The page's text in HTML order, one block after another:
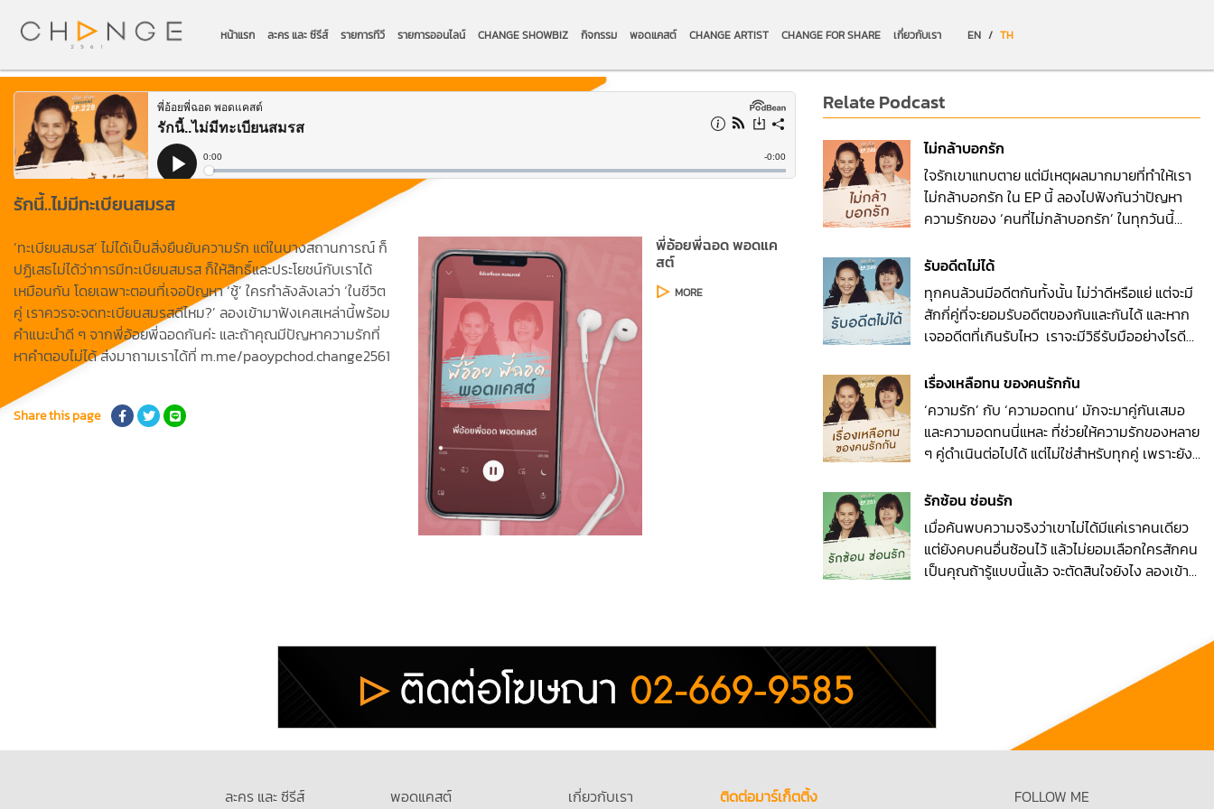
หน้าแรก ละคร และ ซีรีส์ รายการทีวี รายการออนไลน์ CHANGE SHOWBIZ กิจกรรม พอดแคสต์ CHANGE ARTIST CHANGE FOR SHARE เกี่ยวกับเรา EN / TH
รักนี้..ไม่มีทะเบียนสมรส
‘ทะเบียนสมรส’ ไม่ได้เป็นสิ่งยืนยันความรัก แต่ในบางสถานการณ์ ก็
ปฏิเสธไม่ได้ว่าการมีทะเบียนสมรส ก็ให้สิทธิ์และประโยชน์กับเราได้
เหมือนกัน โดยเฉพาะตอนที่เจอปัญหา ‘ชู้’ ใครกำลังลังเลว่า ‘ในชีวิต
คู่ เราควรจะจดทะเบียนสมรสดีไหม?’ ลองเข้ามาฟังเคสเหล่านี้พร้อม
คำแนะนำดี ๆ จากพี่อ้อยพี่ฉอดกันค่ะ และถ้าคุณมีปัญหาความรักที่
หาคำตอบไม่ได้ ส่งมาถามเราได้ที่ m.me/paoypchod.change2561
Share this page
พี่อ้อยพี่ฉอด พอดแค
สต์
MORE
Relate Podcast
ไม่กล้าบอกรัก
ใจรักเขาแทบตาย แต่มีเหตุผลมากมายที่ทำให้เรา
ไม่กล้าบอกรัก ใน EP นี้ ลองไปฟังกันว่าปัญหา
ความรักของ ‘คนที่ไม่กล้าบอกรัก’ ในทุกวันนี้
พี่ฉอดค่ะ และถ้าคุณมีปัญหาความรักที่หาคำตอบ
ไม่ได้ ส่งมาถามเราได้ที่
m.me/paoypchod.change2561
รับอดีตไม่ได้
ทุกคนล้วนมีอดีตกันทั้งนั้น ไม่ว่าดีหรือแย่ แต่จะมี
สักกี่คู่ที่จะยอมรับอดีตของกันและกันได้ และหาก
เจออดีตที่เกินรับไหว เราจะมีวิธีรับมืออย่างไรดี
คำแนะนำดี ๆ จากพี่อ้อยพี่ฉอดกันค่ะ และถ้าคุณมี
ปัญหาความรักที่หาคำตอบไม่ได้ ส่งมาถามเรา
ได้ที่ m.me/paoypchod.change2561
เรื่องเหลือทน ของคนรักกัน
‘ความรัก’ กับ ‘ความอดทน’ มักจะมาคู่กันเสมอ
และความอดทนนี่แหละ ที่ช่วยให้ความรักของหลาย
ๆ คู่ดำเนินต่อไปได้ แต่ไม่ใช่สำหรับทุกคู่ เพราะยัง
ทนแม้ว่าความรักนั้นจะทำให้เสียใจอยู่ตลอดเวลา
ใน EP นี้ ลองไปฟังกันว่า ‘เรื่องเหลือทน’ ของ
แต่ละคู่รักมีเรื่องอะไรกันบ้าง พร้อมด้วยคำปรึกษา
และคำแนะนำดี ๆ จากพี่อ้อยพี่ฉอดค่ะ และถ้าคุณมี
ปัญหาความรักที่หาคำตอบไม่ได้ ส่งมาถามเรา
รักซ้อน ซ่อนรัก
เมื่อค้นพบความจริงว่าเขาไม่ได้มีแค่เราคนเดียว
แต่ยังคบคนอื่นซ้อนไว้ แล้วไม่ยอมเลือกใครสักคน
เป็นคุณถ้ารู้แบบนี้แล้ว จะตัดสินใจยังไง ลองเข้า
ละคร และ ซีรีส์
พอดแคสต์
เกี่ยวกับเรา
ติดต่อมาร์เก็ตติ้ง
FOLLOW ME